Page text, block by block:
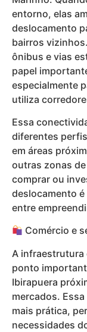
entorno, elas
deslocamento
bairros
ônibus e vias
papel
especialmente
utiliza
Essa
diferentes
em áreas
outras zonas de
comprar ou
deslocamento
entre
Comércio e
A infraestrutura
ponto
Ibirapuera
mercados.
mais prática,
necessidades